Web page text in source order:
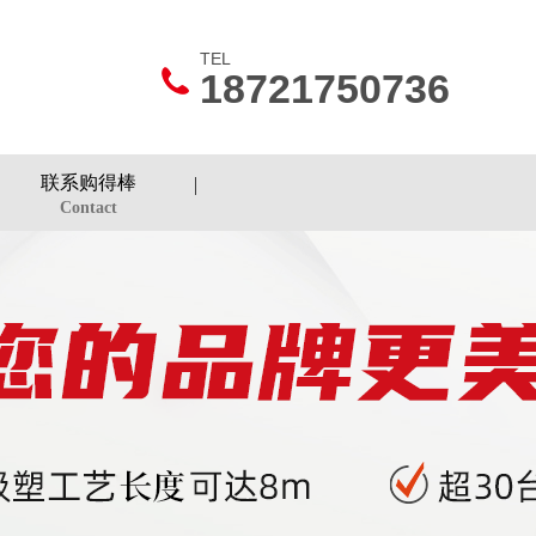
TEL
18721750736
联系购得棒
Contact